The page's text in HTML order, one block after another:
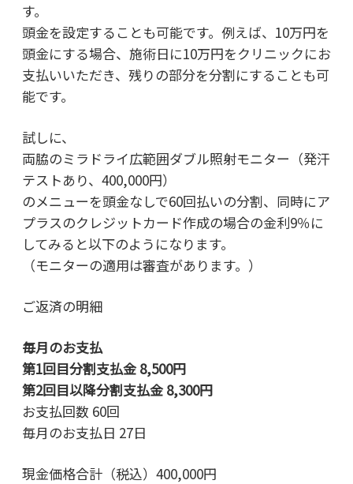
す。
頭金を設定することも可能です。例えば、10万円を
頭金にする場合、施術日に10万円をクリニックにお
支払いいただき、残りの部分を分割にすることも可
能です。
試しに、
両脇のミラドライ広範囲ダブル照射モニター（発汗
テストあり、400,000円）
のメニューを頭金なしで60回払いの分割、同時にア
プラスのクレジットカード作成の場合の金利9％に
してみると以下のようになります。
（モニターの適用は審査があります。）
ご返済の明細
毎月のお支払
第1回目分割支払金 8,500円
第2回目以降分割支払金 8,300円
お支払回数 60回
毎月のお支払日 27日
現金価格合計（税込）400,000円